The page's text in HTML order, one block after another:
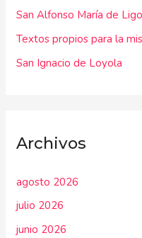
r
:
San Alfonso María de
Textos propios para la
San Ignacio de Loyola
Archivos
agosto 2026
julio 2026
junio 2026